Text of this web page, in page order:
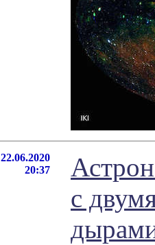
22.06.2020
20:37
с